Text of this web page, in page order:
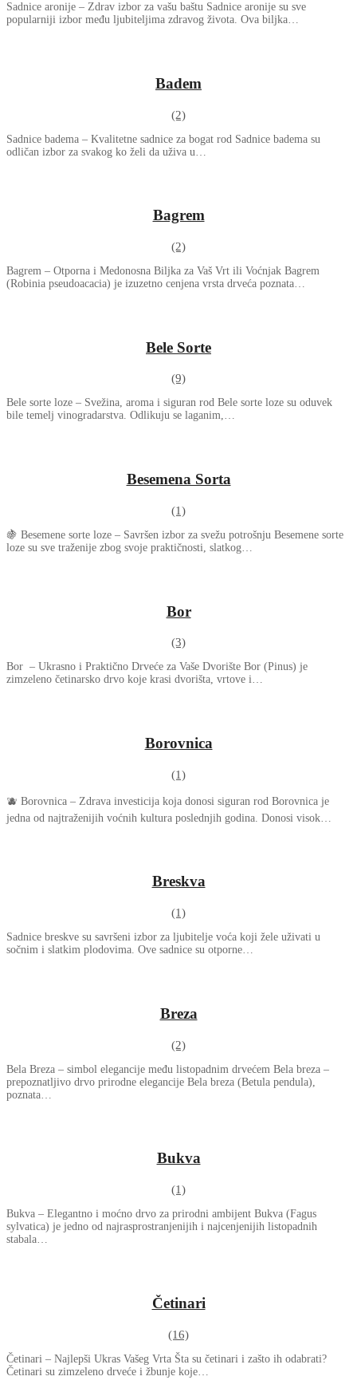
Sadnice aronije – Zdrav izbor za vašu baštu Sadnice aronije su sve
popularniji izbor među ljubiteljima zdravog života. Ova biljka…
Badem
(2)
Sadnice badema – Kvalitetne sadnice za bogat rod Sadnice badema su
odličan izbor za svakog ko želi da uživa u…
Bagrem
(2)
Bagrem – Otporna i Medonosna Biljka za Vaš Vrt ili Voćnjak Bagrem
(Robinia pseudoacacia) je izuzetno cenjena vrsta drveća poznata…
Bele Sorte
(9)
Bele sorte loze – Svežina, aroma i siguran rod Bele sorte loze su oduvek
bile temelj vinogradarstva. Odlikuju se laganim,…
Besemena Sorta
(1)
🍇 Besemene sorte loze – Savršen izbor za svežu potrošnju Besemene sorte
loze su sve traženije zbog svoje praktičnosti, slatkog…
Bor
(3)
Bor – Ukrasno i Praktično Drveće za Vaše Dvorište Bor (Pinus) je
zimzeleno četinarsko drvo koje krasi dvorišta, vrtove i…
Borovnica
(1)
🫐 Borovnica – Zdrava investicija koja donosi siguran rod Borovnica je
jedna od najtraženijih voćnih kultura poslednjih godina. Donosi visok…
Breskva
(1)
Sadnice breskve su savršeni izbor za ljubitelje voća koji žele uživati u
sočnim i slatkim plodovima. Ove sadnice su otporne…
Breza
(2)
Bela Breza – simbol elegancije među listopadnim drvećem Bela breza –
prepoznatljivo drvo prirodne elegancije Bela breza (Betula pendula),
poznata…
Bukva
(1)
Bukva – Elegantno i moćno drvo za prirodni ambijent Bukva (Fagus
sylvatica) je jedno od najrasprostranjenijih i najcenjenijih listopadnih
stabala…
Četinari
(16)
Četinari – Najlepši Ukras Vašeg Vrta Šta su četinari i zašto ih odabrati?
Četinari su zimzeleno drveće i žbunje koje…